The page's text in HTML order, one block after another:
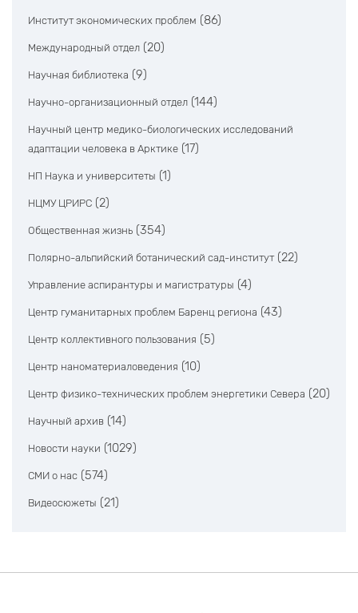
Институт экономических проблем (86)
Международный отдел (20)
Научная библиотека (9)
Научно-организационный отдел (144)
Научный центр медико-биологических исследований
адаптации человека в Арктике (17)
НП Наука и университеты (1)
НЦМУ ЦРИРС (2)
Общественная жизнь (354)
Полярно-альпийский ботанический сад-институт (22)
Управление аспирантуры и магистратуры (4)
Центр гуманитарных проблем Баренц региона (43)
Центр коллективного пользования (5)
Центр наноматериаловедения (10)
Центр физико-технических проблем энергетики Севера (20)
Научный архив (14)
Новости науки (1029)
СМИ о нас (574)
Видеосюжеты (21)